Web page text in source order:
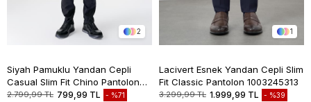
2
Siyah Pamuklu Yandan Cepli
Casual Slim Fit Chino Pantolon
1003235117
2.799,99 TL 799,99 TL %71
1
Lacivert Esnek Yandan Cepli Slim
Fit Classic Pantolon 1003245313
3.299,99 TL 1.999,99 TL %39